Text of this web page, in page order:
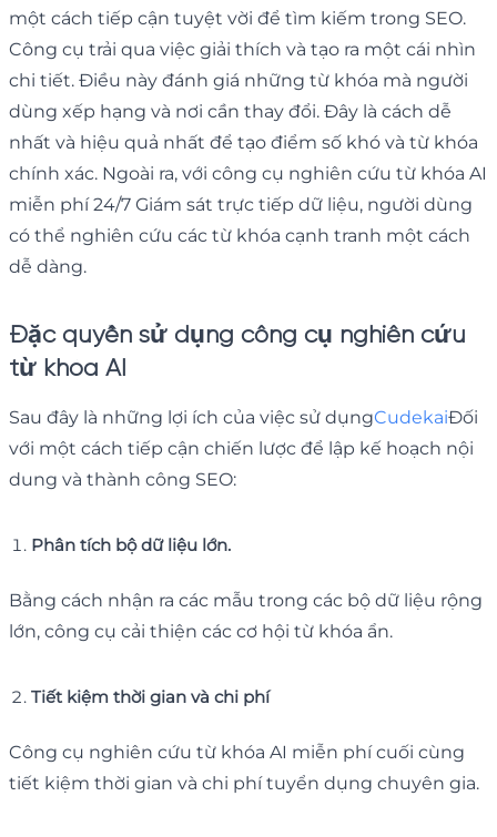
một cách tiếp cận tuyệt vời để tìm kiếm trong SEO.
Công cụ trải qua việc giải thích và tạo ra một cái nhìn
chi tiết. Điều này đánh giá những từ khóa mà người
dùng xếp hạng và nơi cần thay đổi. Đây là cách dễ
nhất và hiệu quả nhất để tạo điểm số khó và từ khóa
chính xác. Ngoài ra, với công cụ nghiên cứu từ khóa AI
miễn phí 24/7 Giám sát trực tiếp dữ liệu, người dùng
có thể nghiên cứu các từ khóa cạnh tranh một cách
dễ dàng.
Đặc quyền sử dụng công cụ nghiên cứu
từ khóa AI
Sau đây là những lợi ích của việc sử dụngCudekaiĐối
với một cách tiếp cận chiến lược để lập kế hoạch nội
dung và thành công SEO:
Phân tích bộ dữ liệu lớn.
Bằng cách nhận ra các mẫu trong các bộ dữ liệu rộng
lớn, công cụ cải thiện các cơ hội từ khóa ẩn.
Tiết kiệm thời gian và chi phí
Công cụ nghiên cứu từ khóa AI miễn phí cuối cùng
tiết kiệm thời gian và chi phí tuyển dụng chuyên gia.